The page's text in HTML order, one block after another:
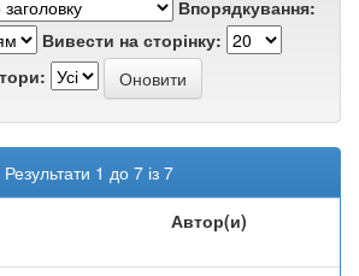
Впорядкування:
Вивести на сторінку:
Результати 1 до 7 із 7
Автор(и)